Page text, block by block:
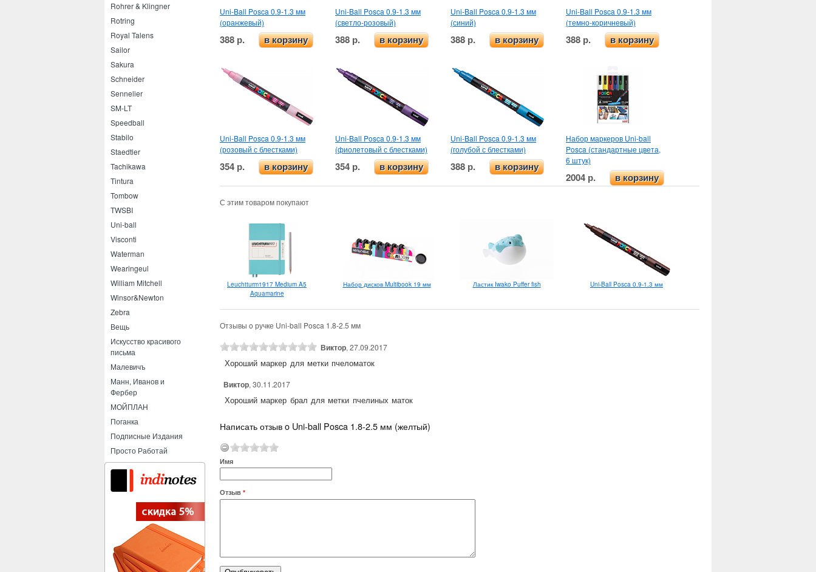
Rohrer & Klingner
Rotring
Royal Talens
Sailor
Sakura
Schneider
Sennelier
SM-LT
Speedball
Stabilo
Staedtler
Tachikawa
Tintura
Tombow
TWSBI
Uni-ball
Visconti
Waterman
Wearingeul
William Mitchell
Winsor&Newton
Zebra
Вещь
Искусство красивого
письма
Малевичъ
Манн, Иванов и
Фербер
МОЙПЛАН
Поганка
Подписные Издания
Просто Работай
Uni-Ball Posca 0.9-1.3 мм
(оранжевый)
388 р. в корзину
Uni-Ball Posca 0.9-1.3 мм
(светло-розовый)
388 р. в корзину
Uni-Ball Posca 0.9-1.3 мм
(синий)
388 р. в корзину
Uni-Ball Posca 0.9-1.3 мм
(темно-коричневый)
388 р. в корзину
Uni-Ball Posca 0.9-1.3 мм
(розовый с блестками)
354 р. в корзину
Uni-Ball Posca 0.9-1.3 мм
(фиолетовый с блестками)
354 р. в корзину
Uni-Ball Posca 0.9-1.3 мм
(голубой с блестками)
388 р. в корзину
Набор маркеров Uni-ball
Posca (стандартные цвета,
6 штук)
2004 р. в корзину
С этим товаром покупают
Leuchtturm1917 Medium A5
Aquamarine
Набор дисков Multibook 19 мм Ластик Iwako Puffer fish Uni-Ball Posca 0.9-1.3 мм
Отзывы o ручке Uni-ball Posca 1.8-2.5 мм
Виктор, 27.09.2017
Хороший маркер для метки пчеломаток
Виктор, 30.11.2017
Хороший маркер брал для метки пчелиных маток
Написать отзыв o Uni-ball Posca 1.8-2.5 мм (желтый)
Имя
Отзыв *